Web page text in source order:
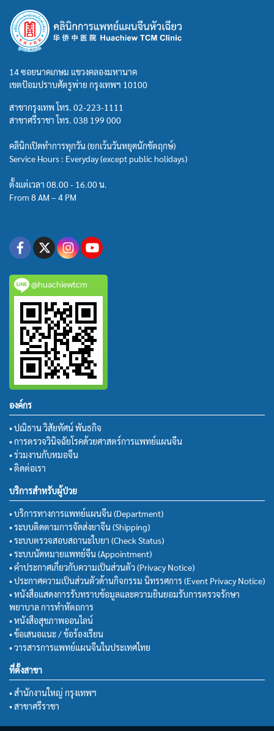
14 ซอยนาคเกษม แขวงคลองมหานาค
เขตป้อมปราบศัตรูพ่าย กรุงเทพฯ 10100
สาขากรุงเทพ โทร. 02-223-1111
สาขาศรีราชา โทร. 038 199 000
คลินิกเปิดทำการทุกวัน (ยกเว้นวันหยุดนักขัตฤกษ์)
Service Hours : Everyday (except public holidays)
ตั้งแต่เวลา 08.00 - 16.00 น.
From 8 AM – 4 PM
@huachiewtcm
องค์กร
• ปณิธาน วิสัยทัศน์ พันธกิจ
• การตรวจวินิจฉัยโรคด้วยศาสตร์การแพทย์แผนจีน
• ร่วมงานกับหมอจีน
• ติดต่อเรา
บริการสำหรับผู้ป่วย
• บริการทางการแพทย์แผนจีน (Department)
• ระบบติดตามการจัดส่งยาจีน (Shipping)
• ระบบตรวจสอบสถานะใบยา (Check Status)
• ระบบนัดหมายแพทย์จีน (Appointment)
• คำประกาศเกี่ยวกับความเป็นส่วนตัว (Privacy Notice)
• ประกาศความเป็นส่วนตัวด้านกิจกรรม นิทรรศการ (Event Privacy Notice)
• หนังสือแสดงการรับทราบข้อมูลและความยินยอมรับการตรวจรักษา
พยาบาล การทำหัตถการ
• หนังสือสุขภาพออนไลน์
• ข้อเสนอแนะ / ข้อร้องเรียน
• วารสารการแพทย์แผนจีนในประเทศไทย
ที่ตั้งสาขา
• สำนักงานใหญ่ กรุงเทพฯ
• สาขาศรีราชา